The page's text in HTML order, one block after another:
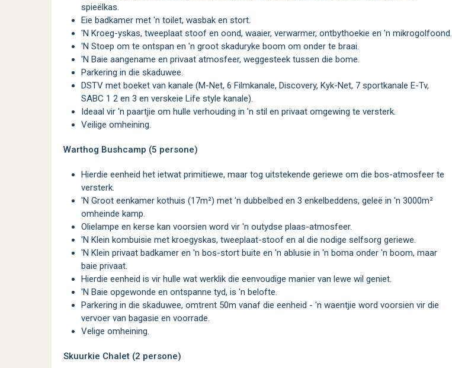
spieëlkas.
Eie badkamer met 'n toilet, wasbak en stort.
'n Kroeg-yskas, tweeplaat stoof en oond, waaier, verwarmer, ontbythoekie en 'n mikrogolfoond.
'n Stoep om te ontspan en 'n groot skaduryke boom om onder te braai.
'n Baie aangename en privaat atmosfeer, weggesteek tussen die bome.
Parkering in die skaduwee.
DSTV met boeket van kanale (M-Net, 6 Filmkanale, Discovery, Kyk-Net, 7 sportkanale E-Tv,
SABC 1 2 en 3 en verskeie Life style kanale).
Ideaal vir 'n paartjie om hulle verhouding in 'n stil en privaat omgewing te versterk.
Veilige omheining.
Warthog Bushcamp (5 persone)
Hierdie eenheid het ietwat primitiewe, maar tog uitstekende geriewe om die bos-atmosfeer te
versterk.
'n Groot eenkamer kothuis (17m²) met 'n dubbelbed en 3 enkelbeddens, geleë in 'n 3000m²
omheinde kamp.
Olielampe en kerse kan voorsien word vir 'n outydse plaas-atmosfeer.
'n Klein kombuisie met kroegyskas, tweeplaat-stoof en al die nodige selfsorg geriewe.
'n Klein privaat badkamer en 'n bos-stort buite en 'n ablusie in 'n boma onder 'n boom, maar
baie privaat.
Hierdie eenheid is vir hulle wat werklik die eenvoudige manier van lewe wil geniet.
'n Baie opgewonde en ontspanne tyd, is 'n belofte.
Parkering in die skaduwee, omtrent 50m vanaf die eenheid - 'n waentjie word voorsien vir die
vervoer van bagasie en voorrade.
Velige omheining.
Skuurkie Chalet (2 persone)